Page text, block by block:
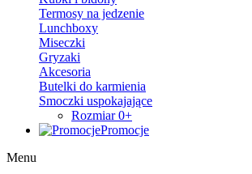
Termosy na jedzenie
Lunchboxy
Miseczki
Gryzaki
Akcesoria
Butelki do karmienia
Smoczki uspokajające
Rozmiar 0+
Promocje
Menu